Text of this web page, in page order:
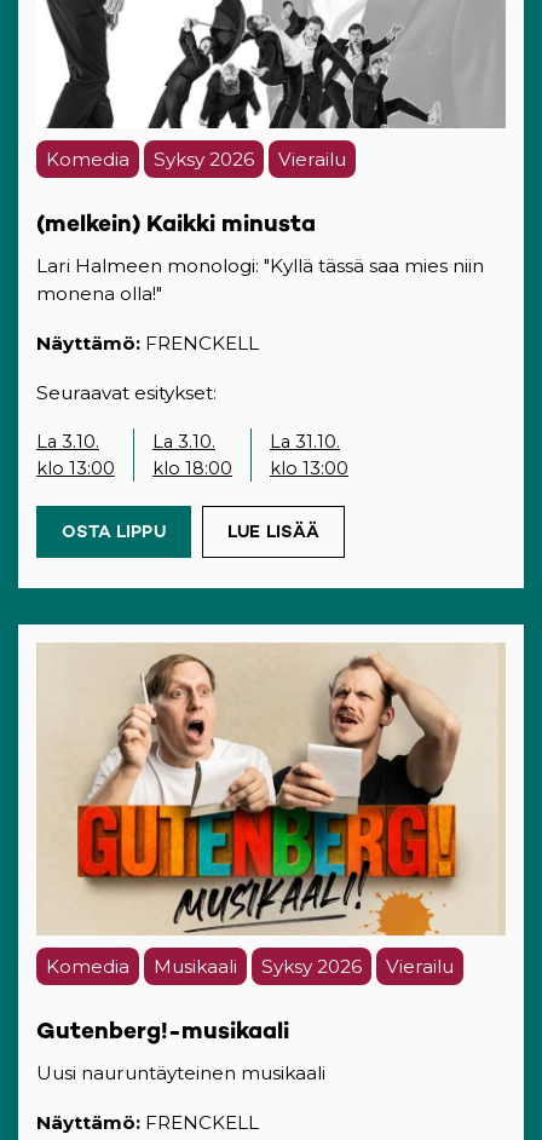
Komedia Syksy 2026 Vierailu
(melkein) Kaikki minusta
Lari Halmeen monologi: "Kyllä tässä saa mies niin
monena olla!"
Näyttämö: FRENCKELL
Seuraavat esitykset:
La 3.10.
klo 13:00
La 3.10.
klo 18:00
La 31.10.
klo 13:00
OSTA LIPPU(OPENS IN A NEW TAB)
LUE LISÄÄ
Komedia Musikaali Syksy 2026 Vierailu
Gutenberg!-musikaali
Uusi nauruntäyteinen musikaali
Näyttämö: FRENCKELL